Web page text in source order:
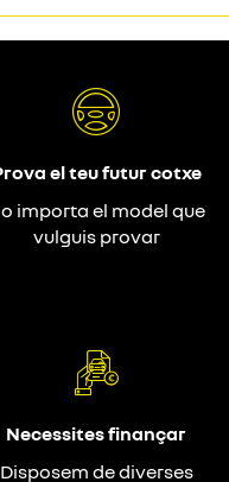
el teu futur cotxe
importa el model que
vulguis provar
Necessites finançar
Disposem de diverses